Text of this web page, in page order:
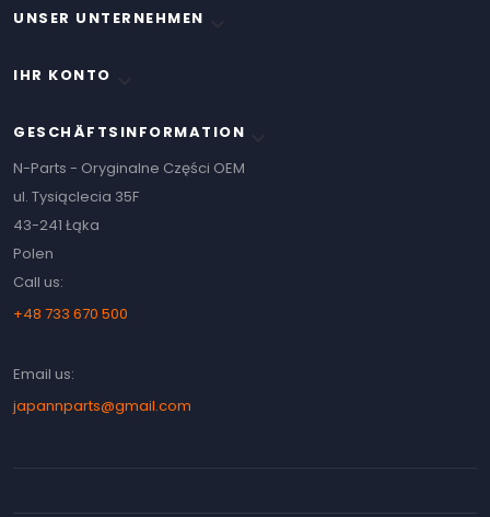
UNSER UNTERNEHMEN
IHR KONTO
GESCHÄFTSINFORMATION
N-Parts - Oryginalne Części OEM
ul. Tysiąclecia 35F
43-241 Łąka
Polen
Call us:
+48 733 670 500
Email us:
japannparts@gmail.com